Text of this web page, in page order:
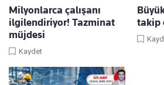
Milyonlarca çalışanı
ilgilendiriyor! Tazminat
müjdesi
Kaydet
takip